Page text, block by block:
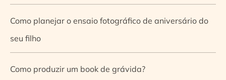
Como planejar o ensaio fotográfico de aniversário do
seu filho
Como produzir um book de grávida?